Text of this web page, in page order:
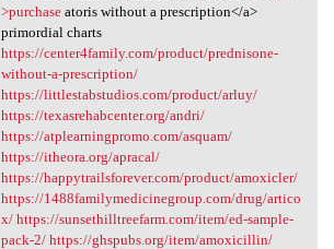
>purchaseatoris without a prescription</a>
primordial charts
https://center4family.com/product/prednisone-
without-a-prescription/
https://littlestabstudios.com/product/arluy/
https://texasrehabcenter.org/andri/
https://atplearningpromo.com/asquam/
https://itheora.org/apracal/
https://happytrailsforever.com/product/amoxicler/
https://1488familymedicinegroup.com/drug/artico
x/ https://sunsethilltreefarm.com/item/ed-sample-
pack-2/ https://ghspubs.org/item/amoxicillin/